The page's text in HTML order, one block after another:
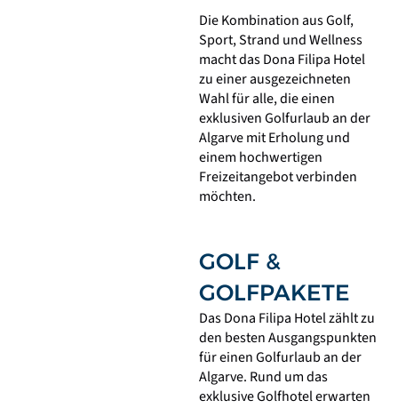
Die Kombination aus Golf,
Sport, Strand und Wellness
macht das Dona Filipa Hotel
zu einer ausgezeichneten
Wahl für alle, die einen
exklusiven Golfurlaub an der
Algarve mit Erholung und
einem hochwertigen
Freizeitangebot verbinden
möchten.
GOLF &
GOLFPAKETE
Das Dona Filipa Hotel zählt zu
den besten Ausgangspunkten
für einen Golfurlaub an der
Algarve. Rund um das
exklusive Golfhotel erwarten